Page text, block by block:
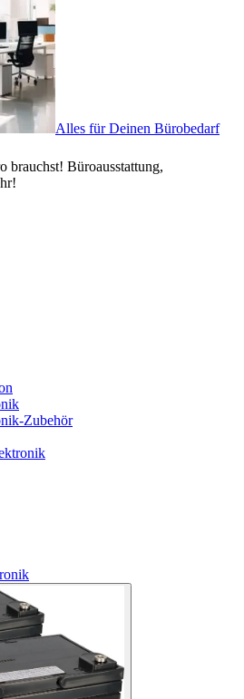
Alles für Deinen Bürobedarf
Büroausstattung,
Zubehör